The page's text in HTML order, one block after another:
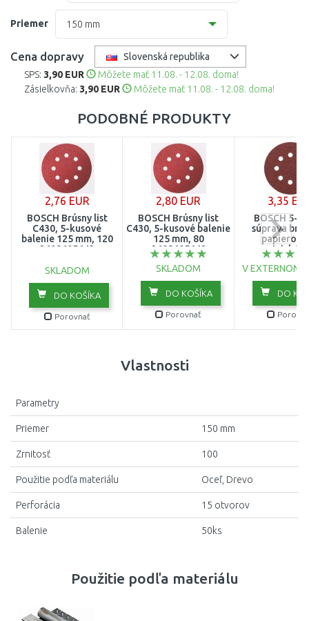
60
80
100
120
150
180
240
320
6 otvorov
8 otvorov
Priemer 150 mm
150 mm
Cena dopravy
Slovenská republika
SPS: 3,90 EUR
Môžete mať 11.08. - 12.08. doma!
Zásielkovňa: 3,90 EUR Môžete mať 11.08. - 12.08. doma!
PODOBNÉ PRODUKTY
2,76 EUR
BOSCH Brúsny list
C430, 5-kusové
balenie 125 mm, 120
2608605643
SKLADOM
DO KOŠÍKA
Porovnať
2,80 EUR
BOSCH Brúsny list
C430, 5-kusové balenie
125 mm, 80
2608605642
SKLADOM
DO KOŠÍKA
Porovnať
3,35
BOSCH 5-
súprava
papierov
excentrické
125 mm
V EXTERNOM
DO
Použitie podľa materiálu
Vlastnosti
Parametry
Priemer 150 mm
Zrnitosť 100
Použitie podľa materiálu Oceľ, Drevo
Perforácia 15 otvorov
Balenie 50ks